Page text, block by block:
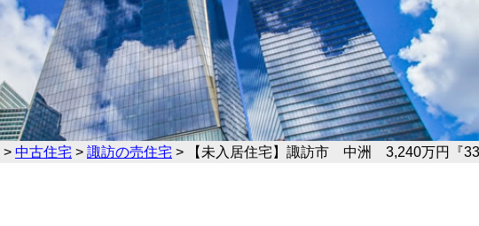
> 中古住宅 > 諏訪の売住宅 > 【未入居住宅】諏訪市 中洲 3,240万円『33